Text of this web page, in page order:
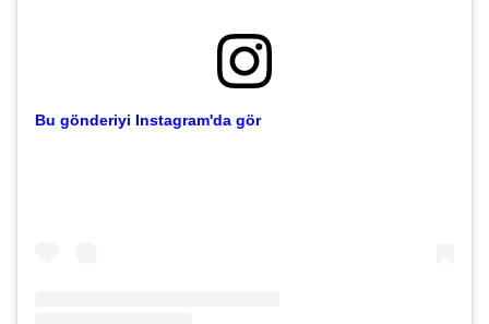
Bu gönderiyi Instagram'da gör